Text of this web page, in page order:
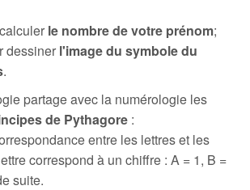
le nombre de votre prénom;
dessiner l'image du symbole du
.
partage avec la numérologie les
de Pythagore :
entre les lettres et les
correspond à un chiffre : A = 1, B =
suite.